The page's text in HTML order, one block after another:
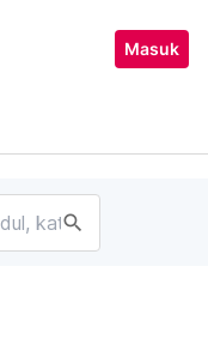
Masuk
search